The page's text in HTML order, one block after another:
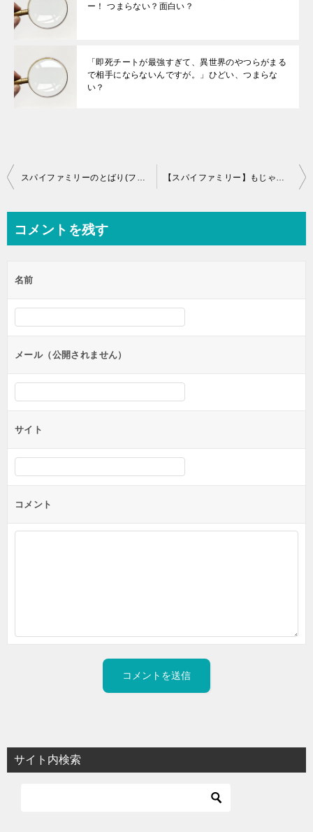
ー！ つまらない？面白い？
「即死チートが最強すぎて、異世界のやつらがまる
で相手にならないんですが。」ひどい、つまらな
い？
投
ビ
ー
シ
ョ
ン
コメントを残す
名前
メール（公開されません）
サイト
コメント
サイト内検索